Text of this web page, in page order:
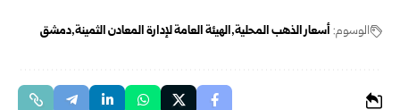
الوسوم: أسعار الذهب المحلية الهيئة العامة لإدارة المعادن الثمينة دمشق